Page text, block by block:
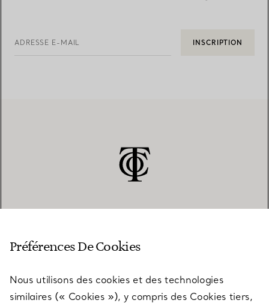
ADRESSE E-MAIL INSCRIPTION
SERVICES
Préférences De Cookies
Nous utilisons des cookies et des technologies
similaires (« Cookies »), y compris des Cookies tiers,